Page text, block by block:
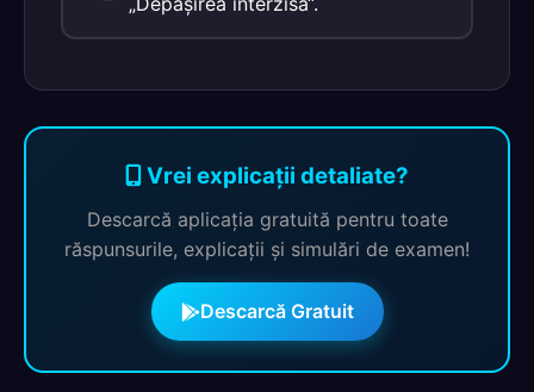
Vrei explicații detaliate?
Descarcă aplicația gratuită pentru toate
răspunsurile, explicații și simulări de examen!
Descarcă Gratuit